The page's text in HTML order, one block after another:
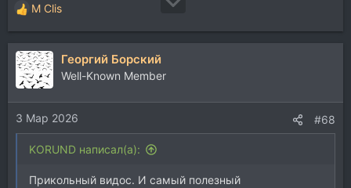
Р
е
а
к
ц
и
и
:
M Clis
Георгий Борский
Well-Known Member
3 Мар 2026 #68
KORUND написал(а):
Прикольный видос. И самый полезный